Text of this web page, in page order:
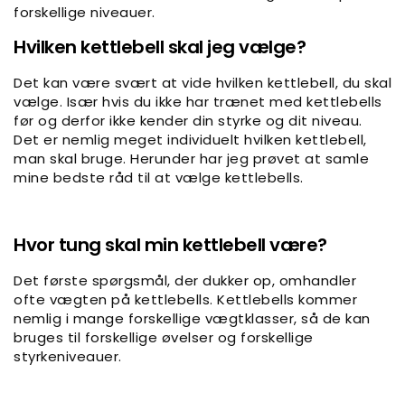
forskellige niveauer.
Hvilken kettlebell skal jeg vælge?
Det kan være svært at vide hvilken kettlebell, du skal
vælge. Især hvis du ikke har trænet med kettlebells
før og derfor ikke kender din styrke og dit niveau.
Det er nemlig meget individuelt hvilken kettlebell,
man skal bruge. Herunder har jeg prøvet at samle
mine bedste råd til at vælge kettlebells.
Hvor tung skal min kettlebell være?
Det første spørgsmål, der dukker op, omhandler
ofte vægten på kettlebells. Kettlebells kommer
nemlig i mange forskellige vægtklasser, så de kan
bruges til forskellige øvelser og forskellige
styrkeniveauer.